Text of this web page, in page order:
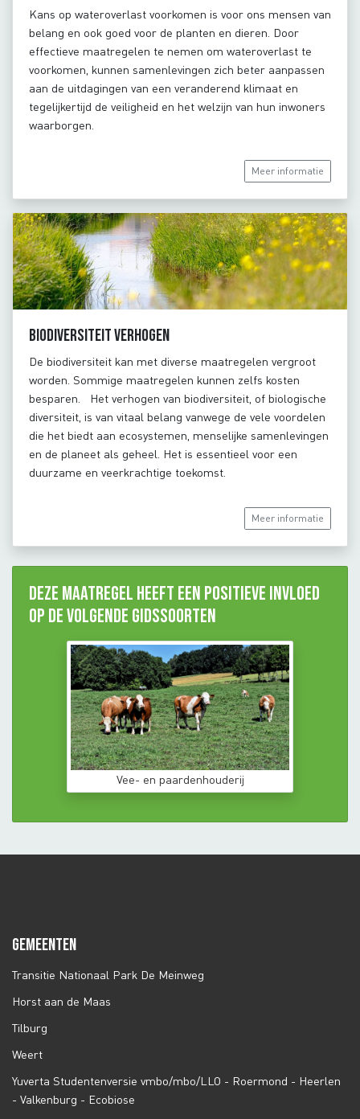
Kans op wateroverlast voorkomen is voor ons mensen van
belang en ook goed voor de planten en dieren. Door
effectieve maatregelen te nemen om wateroverlast te
voorkomen, kunnen samenlevingen zich beter aanpassen
aan de uitdagingen van een veranderend klimaat en
tegelijkertijd de veiligheid en het welzijn van hun inwoners
waarborgen.
Meer informatie
Biodiversiteit verhogen
De biodiversiteit kan met diverse maatregelen vergroot
worden. Sommige maatregelen kunnen zelfs kosten
besparen. Het verhogen van biodiversiteit, of biologische
diversiteit, is van vitaal belang vanwege de vele voordelen
die het biedt aan ecosystemen, menselijke samenlevingen
en de planeet als geheel. Het is essentieel voor een
duurzame en veerkrachtige toekomst.
Meer informatie
Deze maatregel heeft een positieve invloed
op de volgende gidssoorten
Vee- en paardenhouderij
GEMEENTEN
Transitie Nationaal Park De Meinweg
Horst aan de Maas
Tilburg
Weert
Yuverta Studentenversie vmbo/mbo/LLO - Roermond - Heerlen
- Valkenburg - Ecobiose